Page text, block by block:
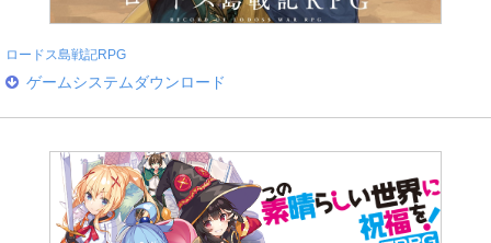
ロードス島戦記RPG
ゲームシステムダウンロード